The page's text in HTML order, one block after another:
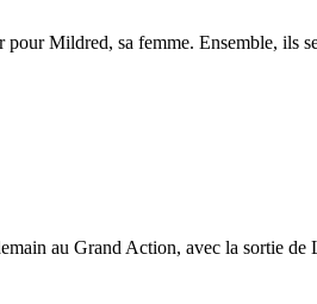
Mildred, sa femme. Ensemble, ils
au Grand Action, avec la sortie